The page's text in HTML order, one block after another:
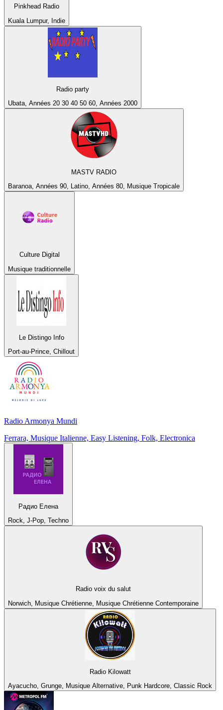
Pinkhead Radio
Kuala Lumpur, Indie
Radio party
Ubata, Années 20 30 40 50 60, Années 2000
MASTV RADIO
Baranoa, Années 90, Latino, Années 80, Musique Tropicale
Culture Digital
Musique traditionnelle
Le Distingo Info
Port-au-Prince, Chillout
Radio Armonya Mundi
Ferrara, Musique Italienne, Easy Listening, Folk, Electronica
Радио Елена
Rock, J-Pop, Techno
Radio voix du salut
Norwich, Musique Chrétienne, Musique Chrétienne Contemporaine
Radio Kilowatt
Ayacucho, Grunge, Musique Alternative, Punk Hardcore, Classic Rock